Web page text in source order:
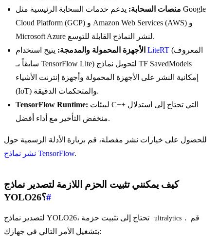
منصات السحابة: يدعم خدمات السحابة الرئيسية مثل Google
Cloud Platform (GCP) و Amazon Web Services (AWS) و
Microsoft Azure لنشر النماذج القابلة للتوسع.
الأجهزة المحمولة والمدمجة: LiteRT (المعروف
سابقاً بـ TensorFlow Lite) لتحويل نماذج TF SavedModels
إمكانية النشر على الأجهزة المحمولة وأجهزة إنترنت الأشياء
(IoT) والمتحكمات الدقيقة.
TensorFlow Runtime:
منخفض التأخير مع أداء أفضل.
للحصول على خيارات نشر مفصلة، قم بزيارة الأدلة الرسمية حول
نشر نماذج TensorFlow.
كيف يمكنني تثبيت الحزم اللازمة لتصدير نماذج
YOLO26؟#
ultralytics . قم
بتشغيل الأمر التالي في جهازك: